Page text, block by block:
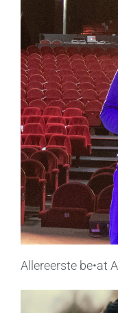
Allereerste be•at